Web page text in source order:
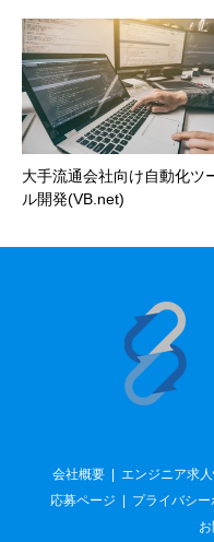
大手流通会社向け自動化ツ
ル開発(VB.net)
会社概要 エンジニア求
応募ページ
プライバシー